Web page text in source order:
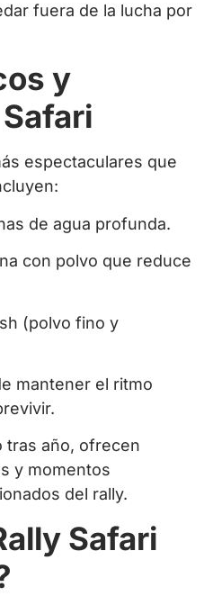
fuera de la lucha por
y
espectaculares que
de agua profunda.
con polvo que reduce
(polvo fino y
mantener el ritmo
tras año, ofrecen
y momentos
del rally.
Safari